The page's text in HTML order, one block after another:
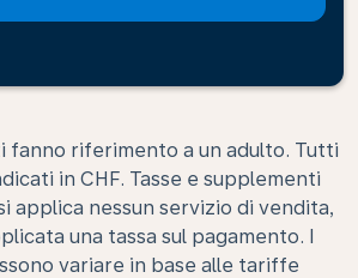
fanno riferimento a un adulto. Tutti
in CHF. Tasse e supplementi
applica nessun servizio di vendita,
una tassa sul pagamento. I
variare in base alle tariffe